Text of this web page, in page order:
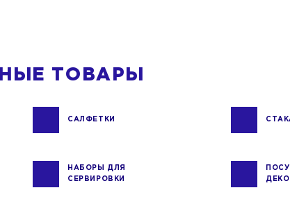
ТОВАРЫ
САЛФЕТКИ
НАБОРЫ ДЛЯ
СЕРВИРОВКИ